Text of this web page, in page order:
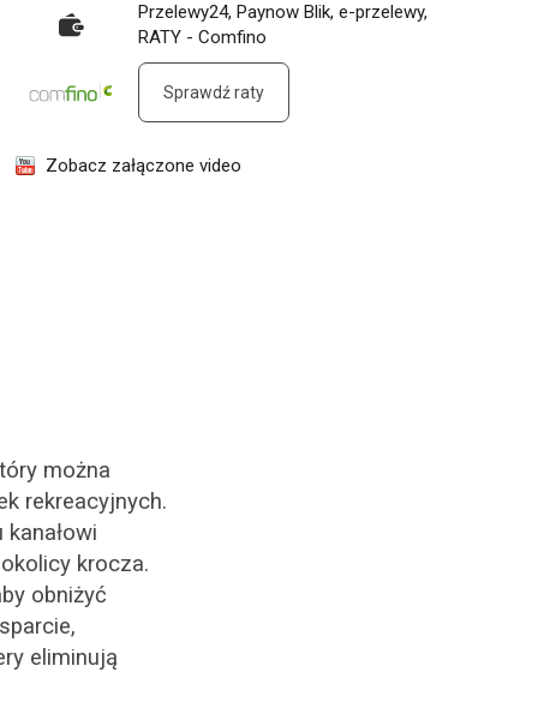
Przelewy24, Paynow Blik, e-przelewy,
RATY - Comfino
Sprawdź raty
Zobacz załączone video
można
rekreacyjnych.
krocza.
obniżyć
eliminują